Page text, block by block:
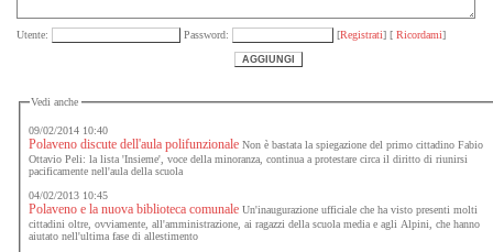
Utente: Password: [Registrati] [ Ricordami]
Vedi anche
09/02/2014 10:40
Polaveno discute dell'aula polifunzionale Non è bastata la spiegazione del primo cittadino Fabio
Ottavio Peli: la lista 'Insieme', voce della minoranza, continua a protestare circa il diritto di riunirsi
pacificamente nell'aula della scuola
04/02/2013 10:45
Polaveno e la nuova biblioteca comunale Un'inaugurazione ufficiale che ha visto presenti molti
cittadini oltre, ovviamente, all'amministrazione, ai ragazzi della scuola media e agli Alpini, che hanno
aiutato nell'ultima fase di allestimento